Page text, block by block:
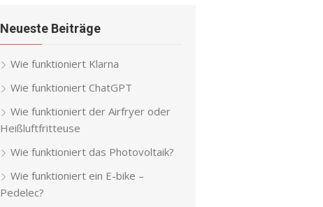
Neueste Beiträge
Wie funktioniert Klarna
Wie funktioniert ChatGPT
Wie funktioniert der Airfryer oder
Heißluftfritteuse
Wie funktioniert das Photovoltaik?
Wie funktioniert ein E-bike –
Pedelec?